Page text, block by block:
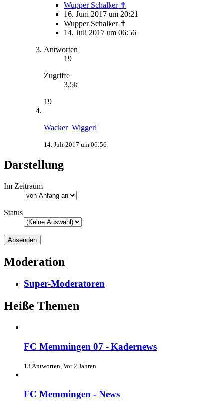
Wupper Schalker ✝
16. Juni 2017 um 20:21
Wupper Schalker ✝
14. Juli 2017 um 06:56
Antworten
19
Zugriffe
3,5k
19
Wacker_Wiggerl
14. Juli 2017 um 06:56
Darstellung
Im Zeitraum
Status
Moderation
Super-Moderatoren
Heiße Themen
FC Memmingen 07 - Kadernews
13 Antworten, Vor 2 Jahren
FC Memmingen - News